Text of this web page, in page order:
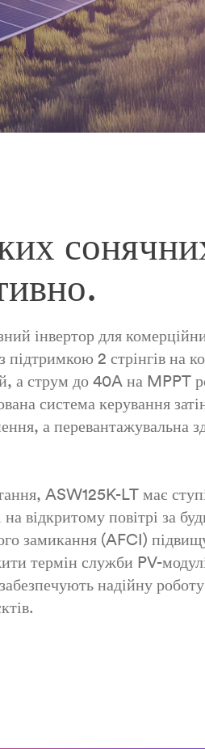
інвертор для
2 стрінгів на
а струм до 40A на MPPT
система керування
а перевантажувальна
ASW125K-LT має
відкритому повітрі за
замикання (AFCI)
термін служби PV-
надійну